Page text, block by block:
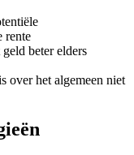
rente
beter elders
over het algemeen niet